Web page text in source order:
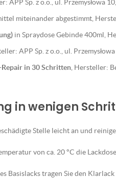
APP Sp. z o.o., ul. Przemysłowa
miteinander abgestimmt,
in Spraydose Gebinde 400ml,
APP Sp. z o.o., ul.
in 30 Schritten , Hersteller:
in wenigen
Stelle leicht an und
von ca. 20 °C die
Basislacks tragen Sie den